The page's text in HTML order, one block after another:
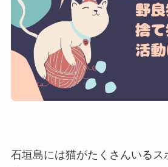
石垣島には猫がたくさんいるス